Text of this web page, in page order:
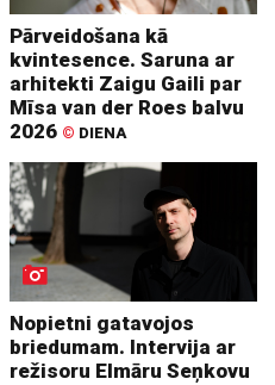
Pārveidošana kā
kvintesence. Saruna ar
arhitekti Zaigu Gaili par
Mīsa van der Roes balvu
2026 © DIENA
Nopietni gatavojos
briedumam. Intervija ar
režisoru Elmāru Seņkovu